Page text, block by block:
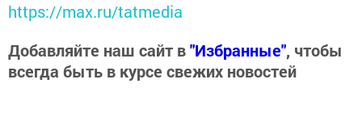
https://max.ru/tatmedia
Добавляйте наш сайт в"Избранные", чтобы
всегда быть в курсе свежих новостей